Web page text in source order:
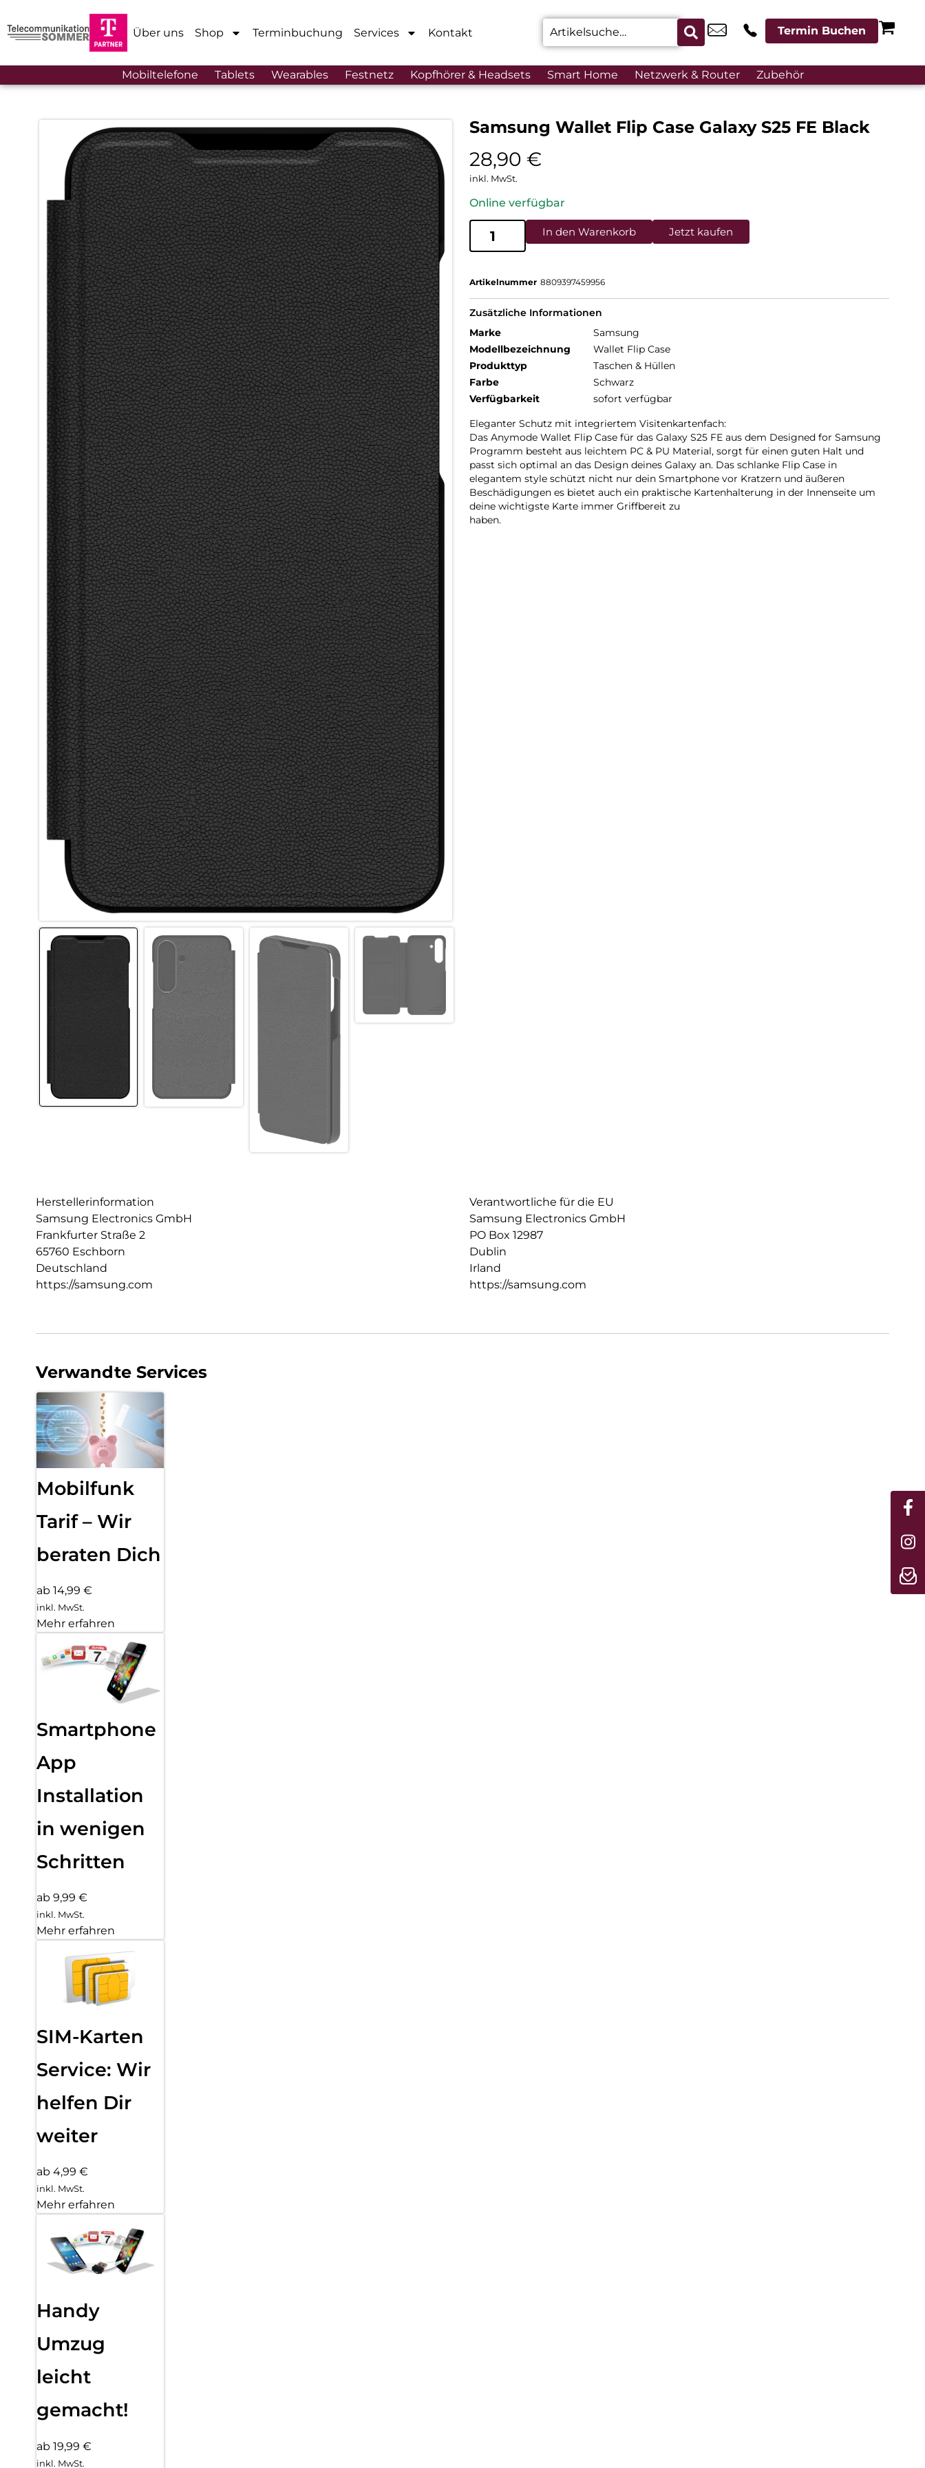
Über uns Shop Terminbuchung Services Kontakt Termin Buchen
Mobiltelefone Tablets Wearables Festnetz Kopfhörer & Headsets Smart Home Netzwerk & Router Zubehör
Samsung Wallet Flip Case Galaxy S25 FE Black
28,90 €
inkl. MwSt.
Online verfügbar
In den Warenkorb Jetzt kaufen
Artikelnummer 8809397459956
Zusätzliche Informationen
Marke
Samsung
Modellbezeichnung
Wallet Flip Case
Produkttyp
Taschen & Hüllen
Farbe
Schwarz
Verfügbarkeit
sofort verfügbar
Eleganter Schutz mit integriertem Visitenkartenfach:
Das Anymode Wallet Flip Case für das Galaxy S25 FE aus dem Designed for Samsung
Programm besteht aus leichtem PC & PU Material, sorgt für einen guten Halt und
passt sich optimal an das Design deines Galaxy an. Das schlanke Flip Case in
elegantem style schützt nicht nur dein Smartphone vor Kratzern und äußeren
Beschädigungen es bietet auch ein praktische Kartenhalterung in der Innenseite um
deine wichtigste Karte immer Griffbereit zu
haben.
Herstellerinformation
Samsung Electronics GmbH
Frankfurter Straße 2
65760 Eschborn
Deutschland
https://samsung.com
Verantwortliche für die EU
Samsung Electronics GmbH
PO Box 12987
Dublin
Irland
https://samsung.com
Verwandte Services
Mobilfunk
Tarif – Wir
beraten Dich
ab 14,99 €
inkl. MwSt.
Mehr erfahren
Smartphone
App
Installation
in wenigen
Schritten
ab 9,99 €
inkl. MwSt.
Mehr erfahren
SIM-Karten
Service: Wir
helfen Dir
weiter
ab 4,99 €
inkl. MwSt.
Mehr erfahren
Handy
Umzug
leicht
gemacht!
ab 19,99 €
inkl. MwSt.